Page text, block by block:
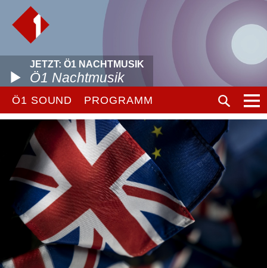
JETZT: Ö1 NACHTMUSIK
Ö1 Nachtmusik
Ö1 SOUND PROGRAMM